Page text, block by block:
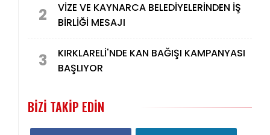
2
VİZE VE KAYNARCA BELEDİYELERİNDEN İŞ
BİRLİĞİ MESAJI
3
KIRKLARELİ'NDE KAN BAĞIŞI KAMPANYASI
BAŞLIYOR
BIZI TAKIP EDIN